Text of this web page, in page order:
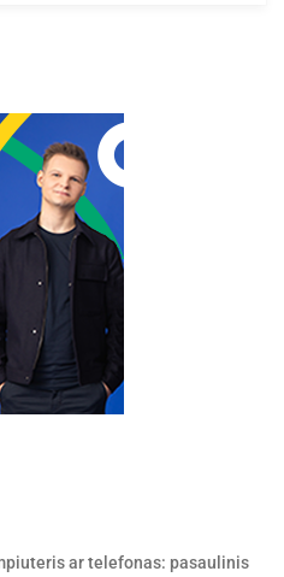
ar telefonas: pasaulinis